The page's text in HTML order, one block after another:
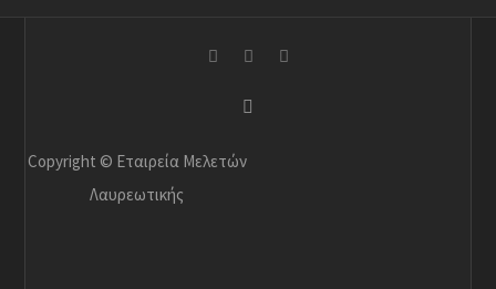
Copyright © Εταιρεία Μελετών
Λαυρεωτικής